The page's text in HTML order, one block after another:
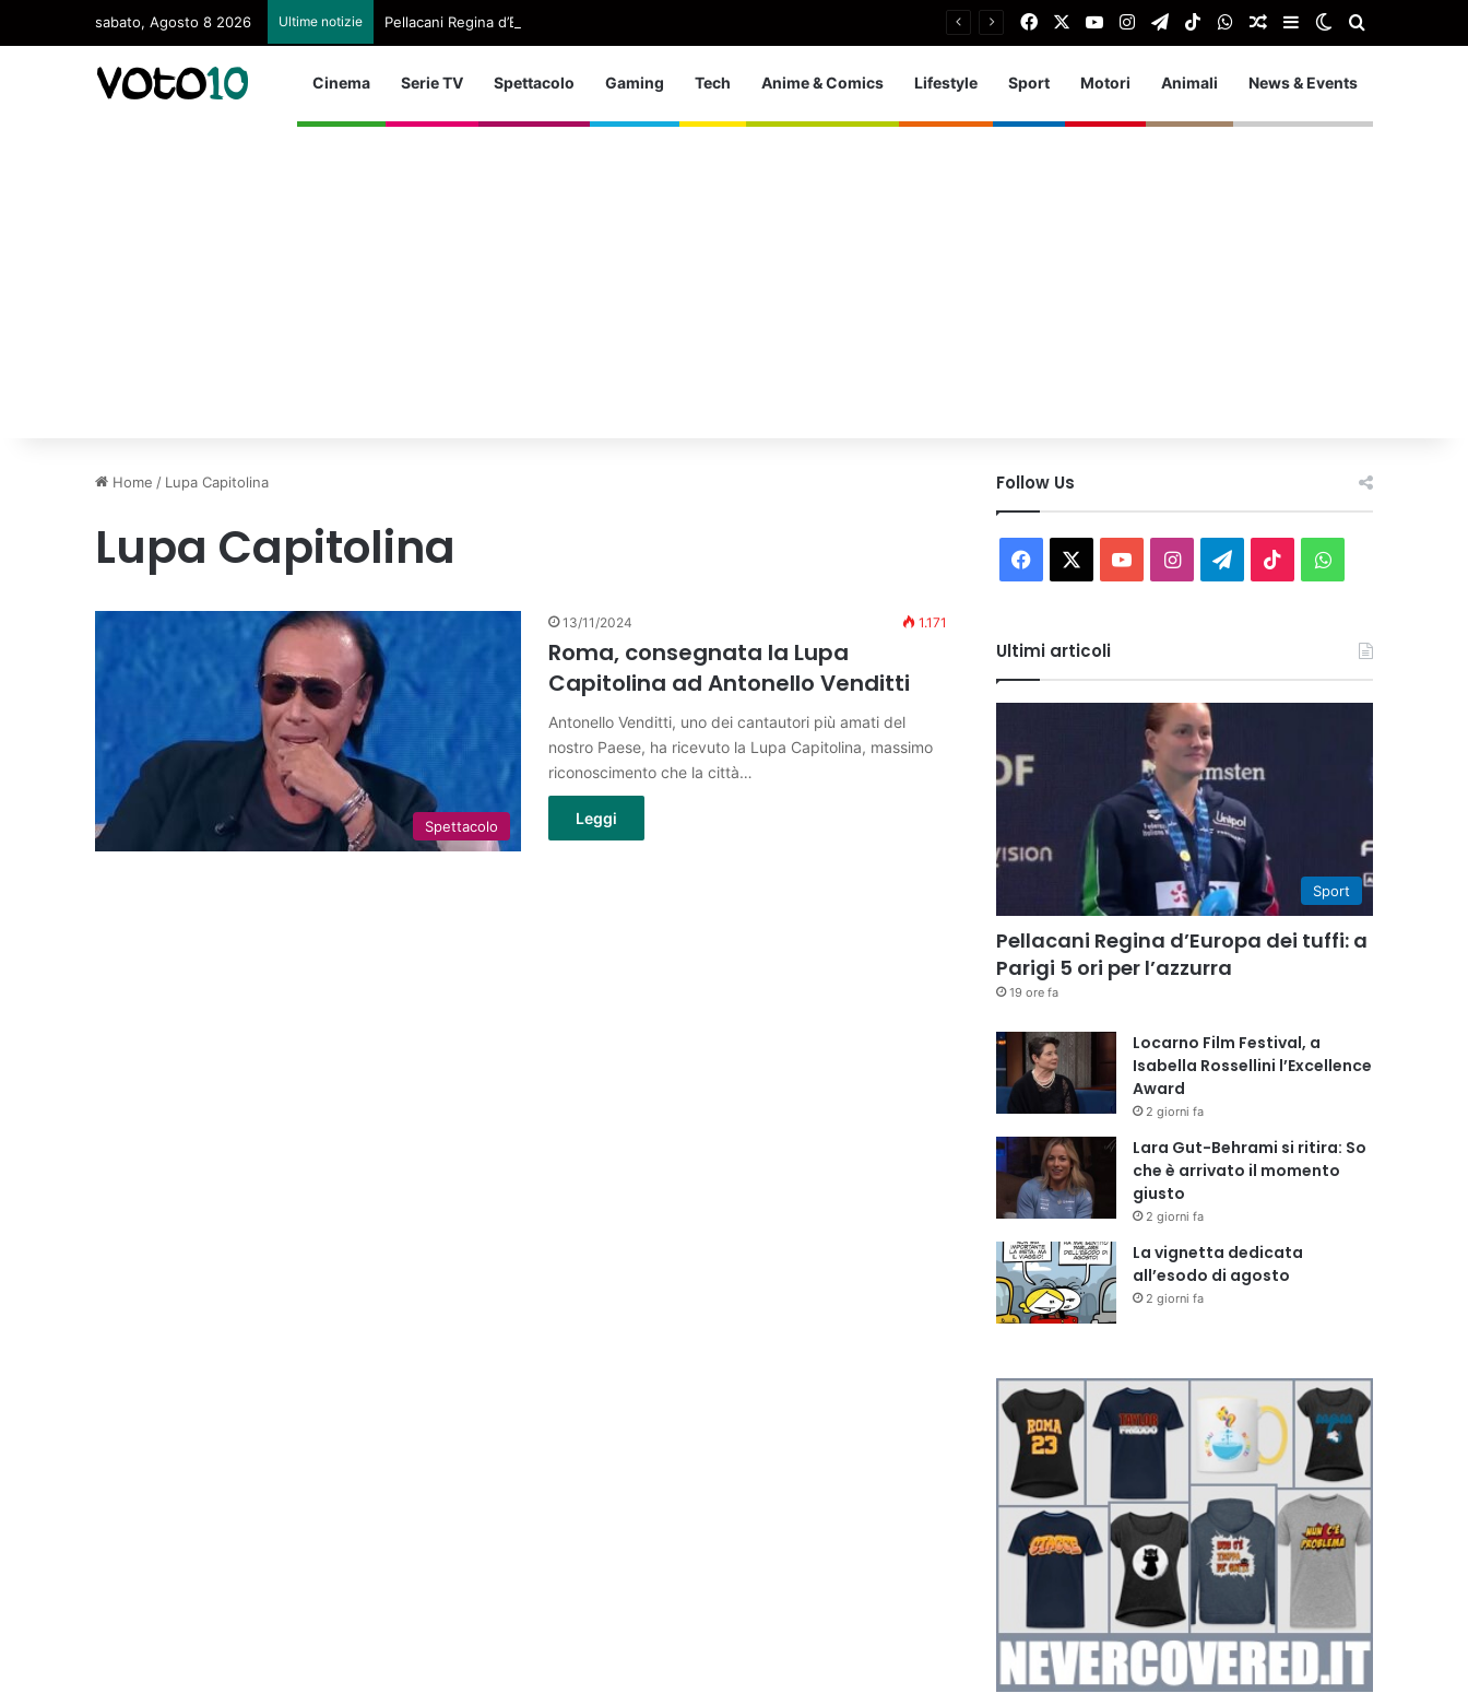
sabato, Agosto 8 2026 Ultime notizie Pellacani Regina d’Europa dei tuffi: a Parigi 5 ori per l’azzurra FacebookYou TubeInstagram
TelegramTikTokWhatsApp
Articolo Random
Barra laterale
Cambia aspetto
Cinema Serie TV Spettacolo Gaming Tech Anime & Comics Lifestyle Sport Motori Animali News & Events
Home / Lupa Capitolina
Lupa Capitolina
Spettacolo
13/11/2024 1.171
Roma, consegnata la Lupa
Capitolina ad Antonello Venditti
Antonello Venditti, uno dei cantautori più amati del
nostro Paese, ha ricevuto la Lupa Capitolina, massimo
riconoscimento che la città…
Leggi
Follow Us
Facebook You InstagramTelegram
TikTokWhatsApp
Ultimi articoli
Sport
Pellacani Regina d’Europa dei tuffi: a
Parigi 5 ori per l’azzurra
19 ore fa
Locarno Film Festival, a
Isabella Rossellini l’Excellence
Award
2 giorni fa
Lara Gut-Behrami si ritira: So
che è arrivato il momento
giusto
2 giorni fa
La vignetta dedicata
all’esodo di agosto
2 giorni fa